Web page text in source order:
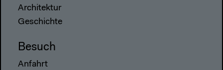
Architektur
Geschichte
Besuch
Anfahrt